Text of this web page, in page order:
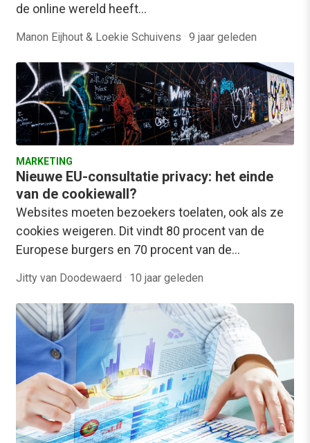
de online wereld heeft…
Manon Eijhout & Loekie Schuivens · 9 jaar geleden
MARKETING
Nieuwe EU-consultatie privacy: het einde
van de cookiewall?
Websites moeten bezoekers toelaten, ook als ze
cookies weigeren. Dit vindt 80 procent van de
Europese burgers en 70 procent van de…
Jitty van Doodewaerd · 10 jaar geleden